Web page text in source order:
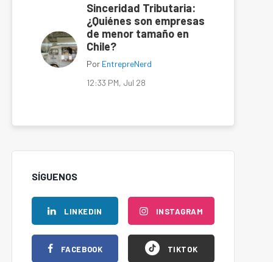
Sinceridad Tributaria:
¿Quiénes son empresas
de menor tamaño en
Chile?
Por EntrepreNerd
12:33 PM, Jul 28
SÍGUENOS
LINKEDIN
FACEBOOK
INSTAGRAM
TIKTOK